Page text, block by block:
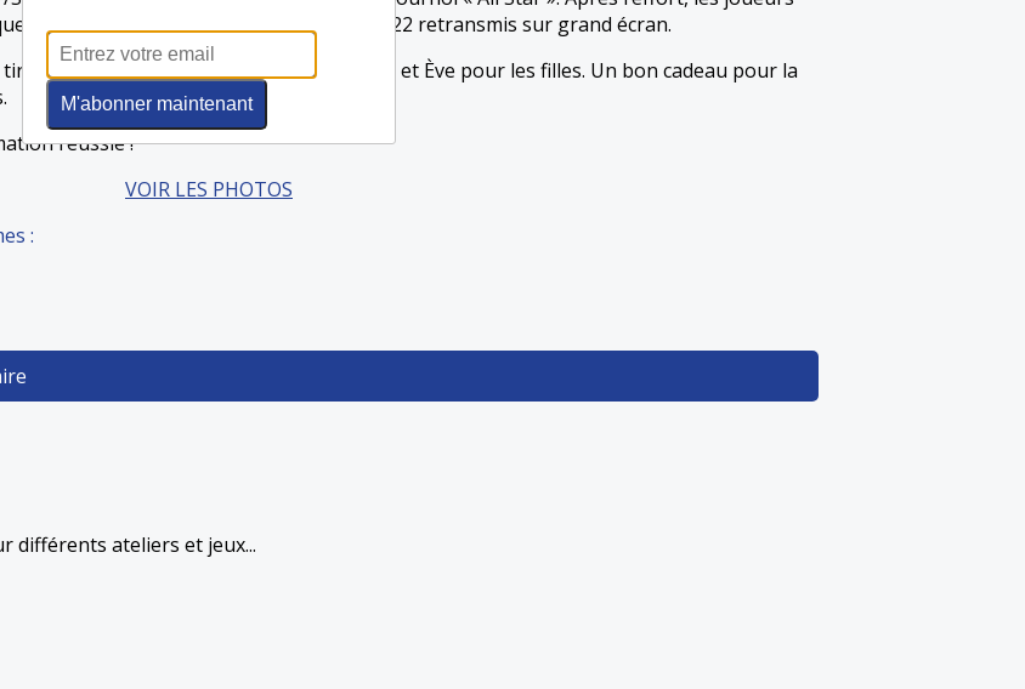
belles actions du NBA All Star Game 2022 retransmis sur grand écran.
3 points, remporté par Jo pour les gars et Ève pour les filles. Un bon cadeau pour la
réussie !
VOIR LES PHOTOS
:
différents ateliers et jeux...
M'abonner maintenant